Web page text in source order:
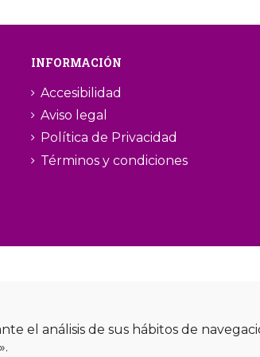
INFORMACIÓN
Accesibilidad
Aviso legal
Política de Privacidad
Términos y condiciones
el análisis de sus hábitos de